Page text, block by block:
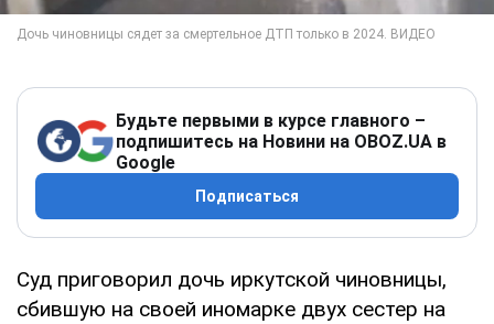
Будьте первыми в курсе главного –
подпишитесь на Новини на OBOZ.UA в
Google
Подписаться
Суд приговорил дочь иркутской чиновницы,
сбившую на своей иномарке двух сестер на